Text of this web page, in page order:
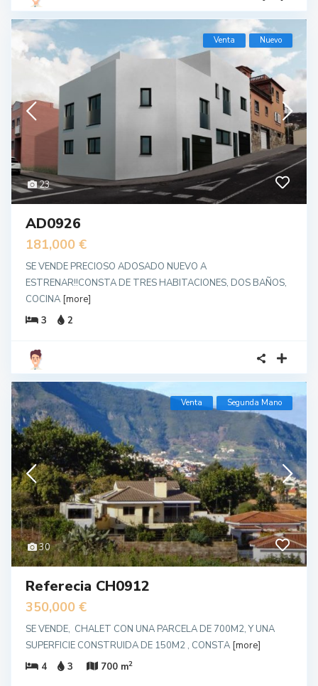
23
Venta Nuevo
AD0926
181,000 €
SE VENDE PRECIOSO ADOSADO NUEVO A
ESTRENAR!!CONSTA DE TRES HABITACIONES, DOS BAÑOS,
COCINA [more]
3
2
30
Venta Segunda Mano
Referecia CH0912
350,000 €
SE VENDE, CHALET CON UNA PARCELA DE 700M2, Y UNA
SUPERFICIE CONSTRUIDA DE 150M2 , CONSTA [more]
4
3 700 m2